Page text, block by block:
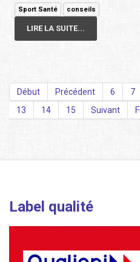
Sport Santé conseils
LIRE LA SUITE...
Début
Précédent 6 7
13
14 15 Suivant
Label qualité